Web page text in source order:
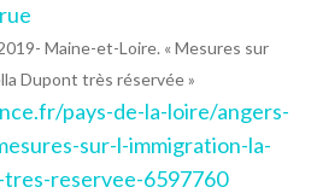
Maine-et-Loire. « Mesures sur
Dupont très réservée »
pays-de-la-loire/angers-
sur-l-immigration-la-
reservee-6597760